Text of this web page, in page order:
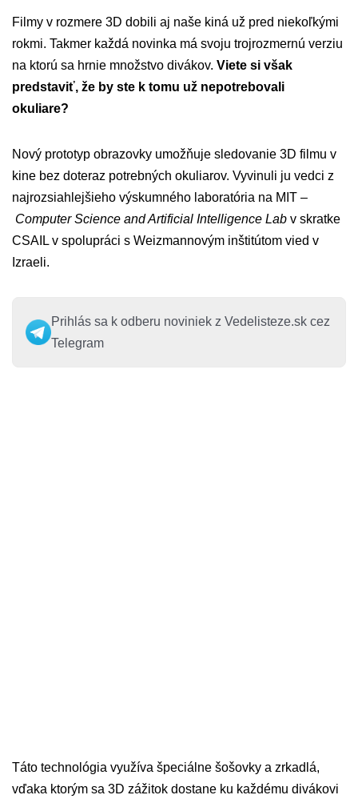
Filmy v rozmere 3D dobili aj naše kiná už pred niekoľkými
rokmi. Takmer každá novinka má svoju trojrozmernú verziu
na ktorú sa hrnie množstvo divákov. Viete si však
predstaviť, že by ste k tomu už nepotrebovali
okuliare?
Nový prototyp obrazovky umožňuje sledovanie 3D filmu v
kine bez doteraz potrebných okuliarov. Vyvinuli ju vedci z
najrozsiahlejšieho výskumného laboratória na MIT –
Computer Science and Artificial Intelligence Lab v skratke
CSAIL v spolupráci s Weizmannovým inštitútom vied v
Izraeli.
Prihlás sa k odberu noviniek z Vedelisteze.sk cez
Telegram
Táto technológia využíva špeciálne šošovky a zrkadlá,
vďaka ktorým sa 3D zážitok dostane ku každému divákovi